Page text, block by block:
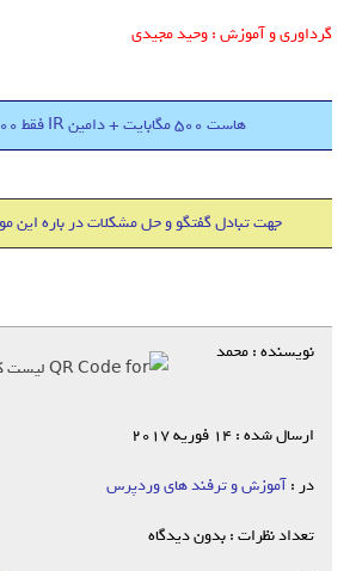
گرداوری و آموزش : وحید مجیدی
هاست 500 مگابایت + دامین IR فقط 18000 تومان
جهت تبادل گفتگو و حل مشکلات در باره این
نویسنده : محمد
ارسال شده : 14 فوریه 2017
در :آموزش و ترفند های وردپرس
تعداد نظرات : بدون دیدگاه